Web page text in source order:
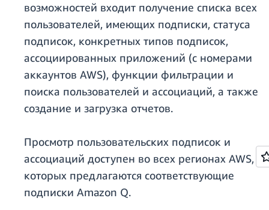
возможностей входит получение списка всех
пользователей, имеющих подписки, статуса
подписок, конкретных типов подписок,
ассоциированных приложений (с номерами
аккаунтов AWS), функции фильтрации и
поиска пользователей и ассоциаций, а также
создание и загрузка отчетов.
Просмотр пользовательских подписок и
ассоциаций доступен во всех регионах AWS, в
которых предлагаются соответствующие
подписки Amazon Q.